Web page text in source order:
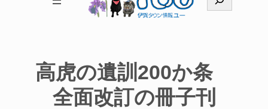
索
高虎の遺訓200か条
全面改訂の冊子刊